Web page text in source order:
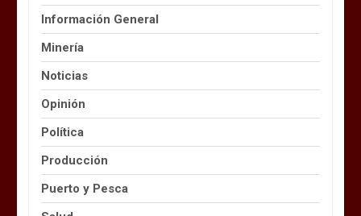
Información General
Minería
Noticias
Opinión
Política
Producción
Puerto y Pesca